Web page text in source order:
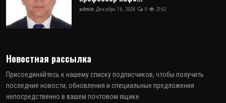
admin Декабрь 16, 2024 0 2162
Новостная рассылка
Присоединяйтесь к нашему списку подписчиков, чтобы получить
последние новости, обновления и специальные предложения
непосредственно в вашем почтовом ящике